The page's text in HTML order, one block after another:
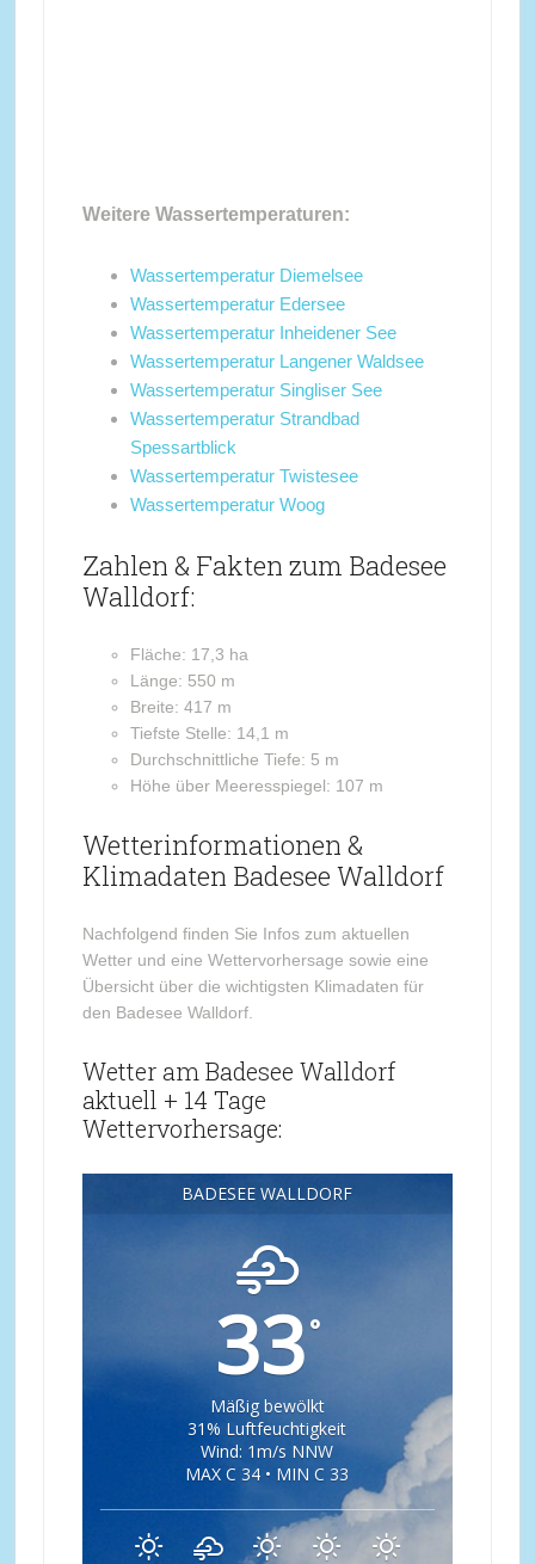
Weitere Wassertemperaturen:
Wassertemperatur Diemelsee
Wassertemperatur Edersee
Wassertemperatur Inheidener See
Wassertemperatur Langener Waldsee
Wassertemperatur Singliser See
Wassertemperatur Strandbad
Spessartblick
Wassertemperatur Twistesee
Wassertemperatur Woog
Zahlen & Fakten zum Badesee
Walldorf:
Fläche: 17,3 ha
Länge: 550 m
Breite: 417 m
Tiefste Stelle: 14,1 m
Durchschnittliche Tiefe: 5 m
Höhe über Meeresspiegel: 107 m
Wetterinformationen &
Klimadaten Badesee Walldorf
Nachfolgend finden Sie Infos zum aktuellen
Wetter und eine Wettervorhersage sowie eine
Übersicht über die wichtigsten Klimadaten für
den Badesee Walldorf.
Wetter am Badesee Walldorf
aktuell + 14 Tage
Wettervorhersage:
BADESEE WALLDORF
33°
Mäßig bewölkt
31% Luftfeuchtigkeit
Wind: 1m/s NNW
MAX C 34 • MIN C 33